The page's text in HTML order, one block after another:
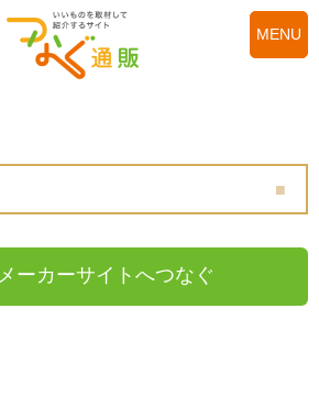
MENU
メーカーサイトへつなぐ